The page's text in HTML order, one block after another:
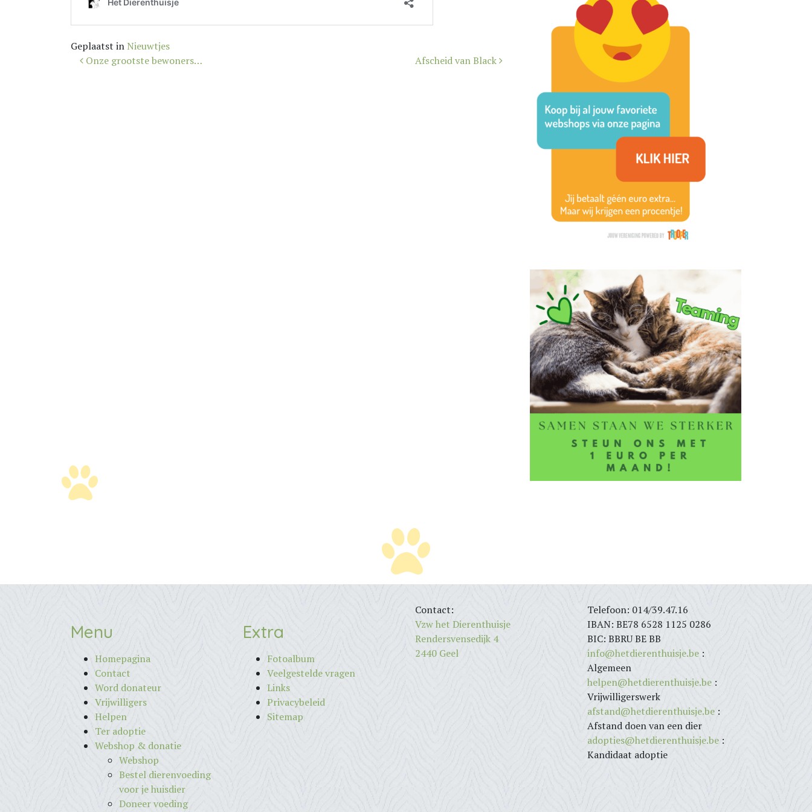
Geplaatst in Nieuwtjes
Bericht
navigatie
Onze grootste bewoners… Afscheid van Black
Menu
Homepagina
Contact
Word donateur
Vrijwilligers
Helpen
Ter adoptie
Webshop & donatie
Webshop
Bestel dierenvoeding
voor je huisdier
Doneer voeding
Extra
Fotoalbum
Veelgestelde vragen
Links
Privacybeleid
Sitemap
Contact:
Vzw het Dierenthuisje
Rendersvensedijk 4
2440 Geel
Telefoon: 014/39.47.16
IBAN: BE78 6528 1125 0286
BIC: BBRU BE BB
info@hetdierenthuisje.be :
Algemeen
helpen@hetdierenthuisje.be :
Vrijwilligerswerk
afstand@hetdierenthuisje.be :
Afstand doen van een dier
adopties@hetdierenthuisje.be :
Kandidaat adoptie